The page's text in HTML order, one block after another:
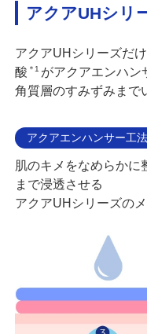
アクアUHシリ
アクアUHシリーズだ
酸 ＊1 がアクアエンハン
角質層のすみずみまで
アクアエンハンサー工法
肌のキメをなめらかに
まで浸透させる
アクアUHシリーズのメ